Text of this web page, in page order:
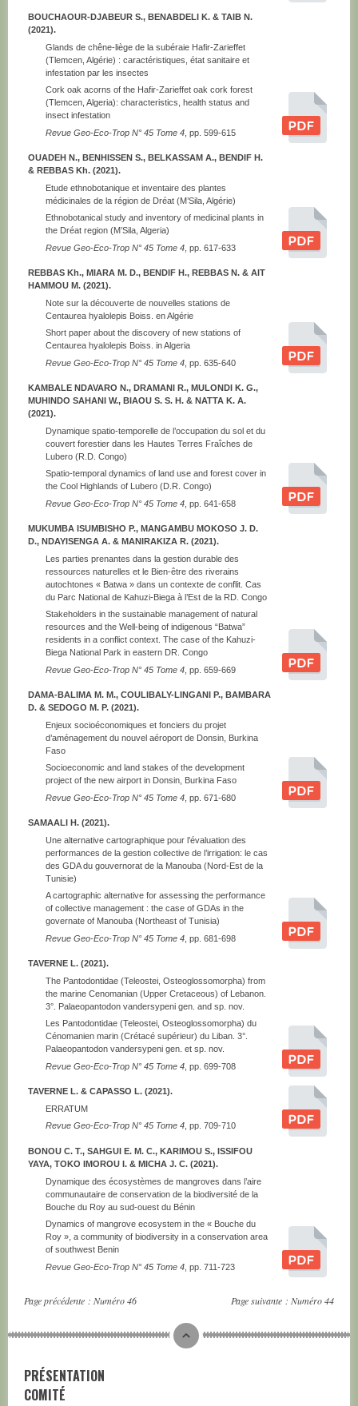
BOUCHAOUR-DJABEUR S., BENABDELI K. & TAIB N.
(2021).
Glands de chêne-liège de la subéraie Hafir-Zarieffet
(Tlemcen, Algérie) : caractéristiques, état sanitaire et
infestation par les insectes
Cork oak acorns of the Hafir-Zarieffet oak cork forest
(Tlemcen, Algeria): characteristics, health status and
insect infestation
Revue Geo-Eco-Trop N° 45 Tome 4 , pp. 599-615
OUADEH N., BENHISSEN S., BELKASSAM A., BENDIF H.
& REBBAS Kh. (2021).
Etude ethnobotanique et inventaire des plantes
médicinales de la région de Dréat (M’Sila, Algérie)
Ethnobotanical study and inventory of medicinal plants in
the Dréat region (M’Sila, Algeria)
Revue Geo-Eco-Trop N° 45 Tome 4 , pp. 617-633
REBBAS Kh., MIARA M. D., BENDIF H., REBBAS N. & AIT
HAMMOU M. (2021).
Note sur la découverte de nouvelles stations de
Centaurea hyalolepis Boiss. en Algérie
Short paper about the discovery of new stations of
Centaurea hyalolepis Boiss. in Algeria
Revue Geo-Eco-Trop N° 45 Tome 4 , pp. 635-640
KAMBALE NDAVARO N., DRAMANI R., MULONDI K. G.,
MUHINDO SAHANI W., BIAOU S. S. H. & NATTA K. A.
(2021).
Dynamique spatio-temporelle de l’occupation du sol et du
couvert forestier dans les Hautes Terres Fraîches de
Lubero (R.D. Congo)
Spatio-temporal dynamics of land use and forest cover in
the Cool Highlands of Lubero (D.R. Congo)
Revue Geo-Eco-Trop N° 45 Tome 4 , pp. 641-658
MUKUMBA ISUMBISHO P., MANGAMBU MOKOSO J. D.
D., NDAYISENGA A. & MANIRAKIZA R. (2021).
Les parties prenantes dans la gestion durable des
ressources naturelles et le Bien-être des riverains
autochtones « Batwa » dans un contexte de conflit. Cas
du Parc National de Kahuzi-Biega à l’Est de la RD. Congo
Stakeholders in the sustainable management of natural
resources and the Well-being of indigenous “Batwa”
residents in a conflict context. The case of the Kahuzi-
Biega National Park in eastern DR. Congo
Revue Geo-Eco-Trop N° 45 Tome 4 , pp. 659-669
DAMA-BALIMA M. M., COULIBALY-LINGANI P., BAMBARA
D. & SEDOGO M. P. (2021).
Enjeux socioéconomiques et fonciers du projet
d’aménagement du nouvel aéroport de Donsin, Burkina
Faso
Socioeconomic and land stakes of the development
project of the new airport in Donsin, Burkina Faso
Revue Geo-Eco-Trop N° 45 Tome 4 , pp. 671-680
SAMAALI H. (2021).
Une alternative cartographique pour l’évaluation des
performances de la gestion collective de l’irrigation: le cas
des GDA du gouvernorat de la Manouba (Nord-Est de la
Tunisie)
A cartographic alternative for assessing the performance
of collective management : the case of GDAs in the
governate of Manouba (Northeast of Tunisia)
Revue Geo-Eco-Trop N° 45 Tome 4 , pp. 681-698
TAVERNE L. (2021).
The Pantodontidae (Teleostei, Osteoglossomorpha) from
the marine Cenomanian (Upper Cretaceous) of Lebanon.
3°. Palaeopantodon vandersypeni gen. and sp. nov.
Les Pantodontidae (Teleostei, Osteoglossomorpha) du
Cénomanien marin (Crétacé supérieur) du Liban. 3°.
Palaeopantodon vandersypeni gen. et sp. nov.
Revue Geo-Eco-Trop N° 45 Tome 4 , pp. 699-708
TAVERNE L. & CAPASSO L. (2021).
ERRATUM
Revue Geo-Eco-Trop N° 45 Tome 4 , pp. 709-710
BONOU C. T., SAHGUI E. M. C., KARIMOU S., ISSIFOU
YAYA, TOKO IMOROU I. & MICHA J. C. (2021).
Dynamique des écosystèmes de mangroves dans l’aire
communautaire de conservation de la biodiversité de la
Bouche du Roy au sud-ouest du Bénin
Dynamics of mangrove ecosystem in the « Bouche du
Roy », a community of biodiversity in a conservation area
of southwest Benin
Revue Geo-Eco-Trop N° 45 Tome 4 , pp. 711-723
Page précédente : Numéro 46 Page suivante : Numéro 44
PRÉSENTATION
COMITÉ